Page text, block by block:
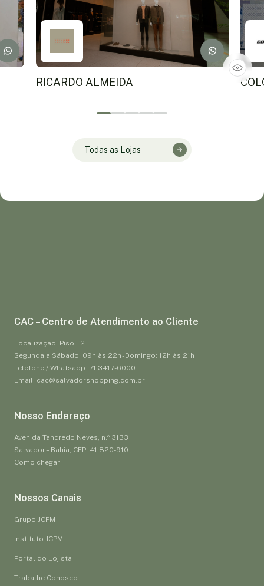
RICARDO ALMEIDA
Todas as Lojas
CAC – Centro de Atendimento ao Cliente
Localização: Piso L2
Segunda a Sábado: 09h às 22h - Domingo: 12h às 21h
Telefone / Whatsapp: 71 3417-6000
Email: cac@salvadorshopping.com.br
Nosso Endereço
Avenida Tancredo Neves, n.º 3133
Salvador – Bahia, CEP: 41.820-910
Como chegar
Nossos Canais
Grupo JCPM
Instituto JCPM
Portal do Lojista
Trabalhe Conosco